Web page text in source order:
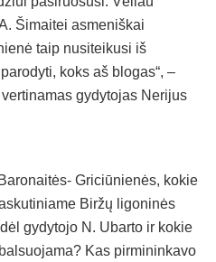
Šimaitei asmeniškai
taip nusiteikusi iš
koks aš blogas“, –
gydytojas Nerijus
Griciūnienės, kokie
Biržų ligoninės
gydytojo N. Ubarto ir kokie
Kas pirmininkavo